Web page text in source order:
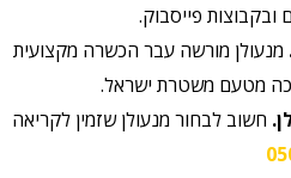
ובקבוצות פייסבוק.
מנעולן מורשה עבר הכשרה מקצועית
מטעם משטרת ישראל.
חשוב לבחור מנעולן שזמין לקריאה